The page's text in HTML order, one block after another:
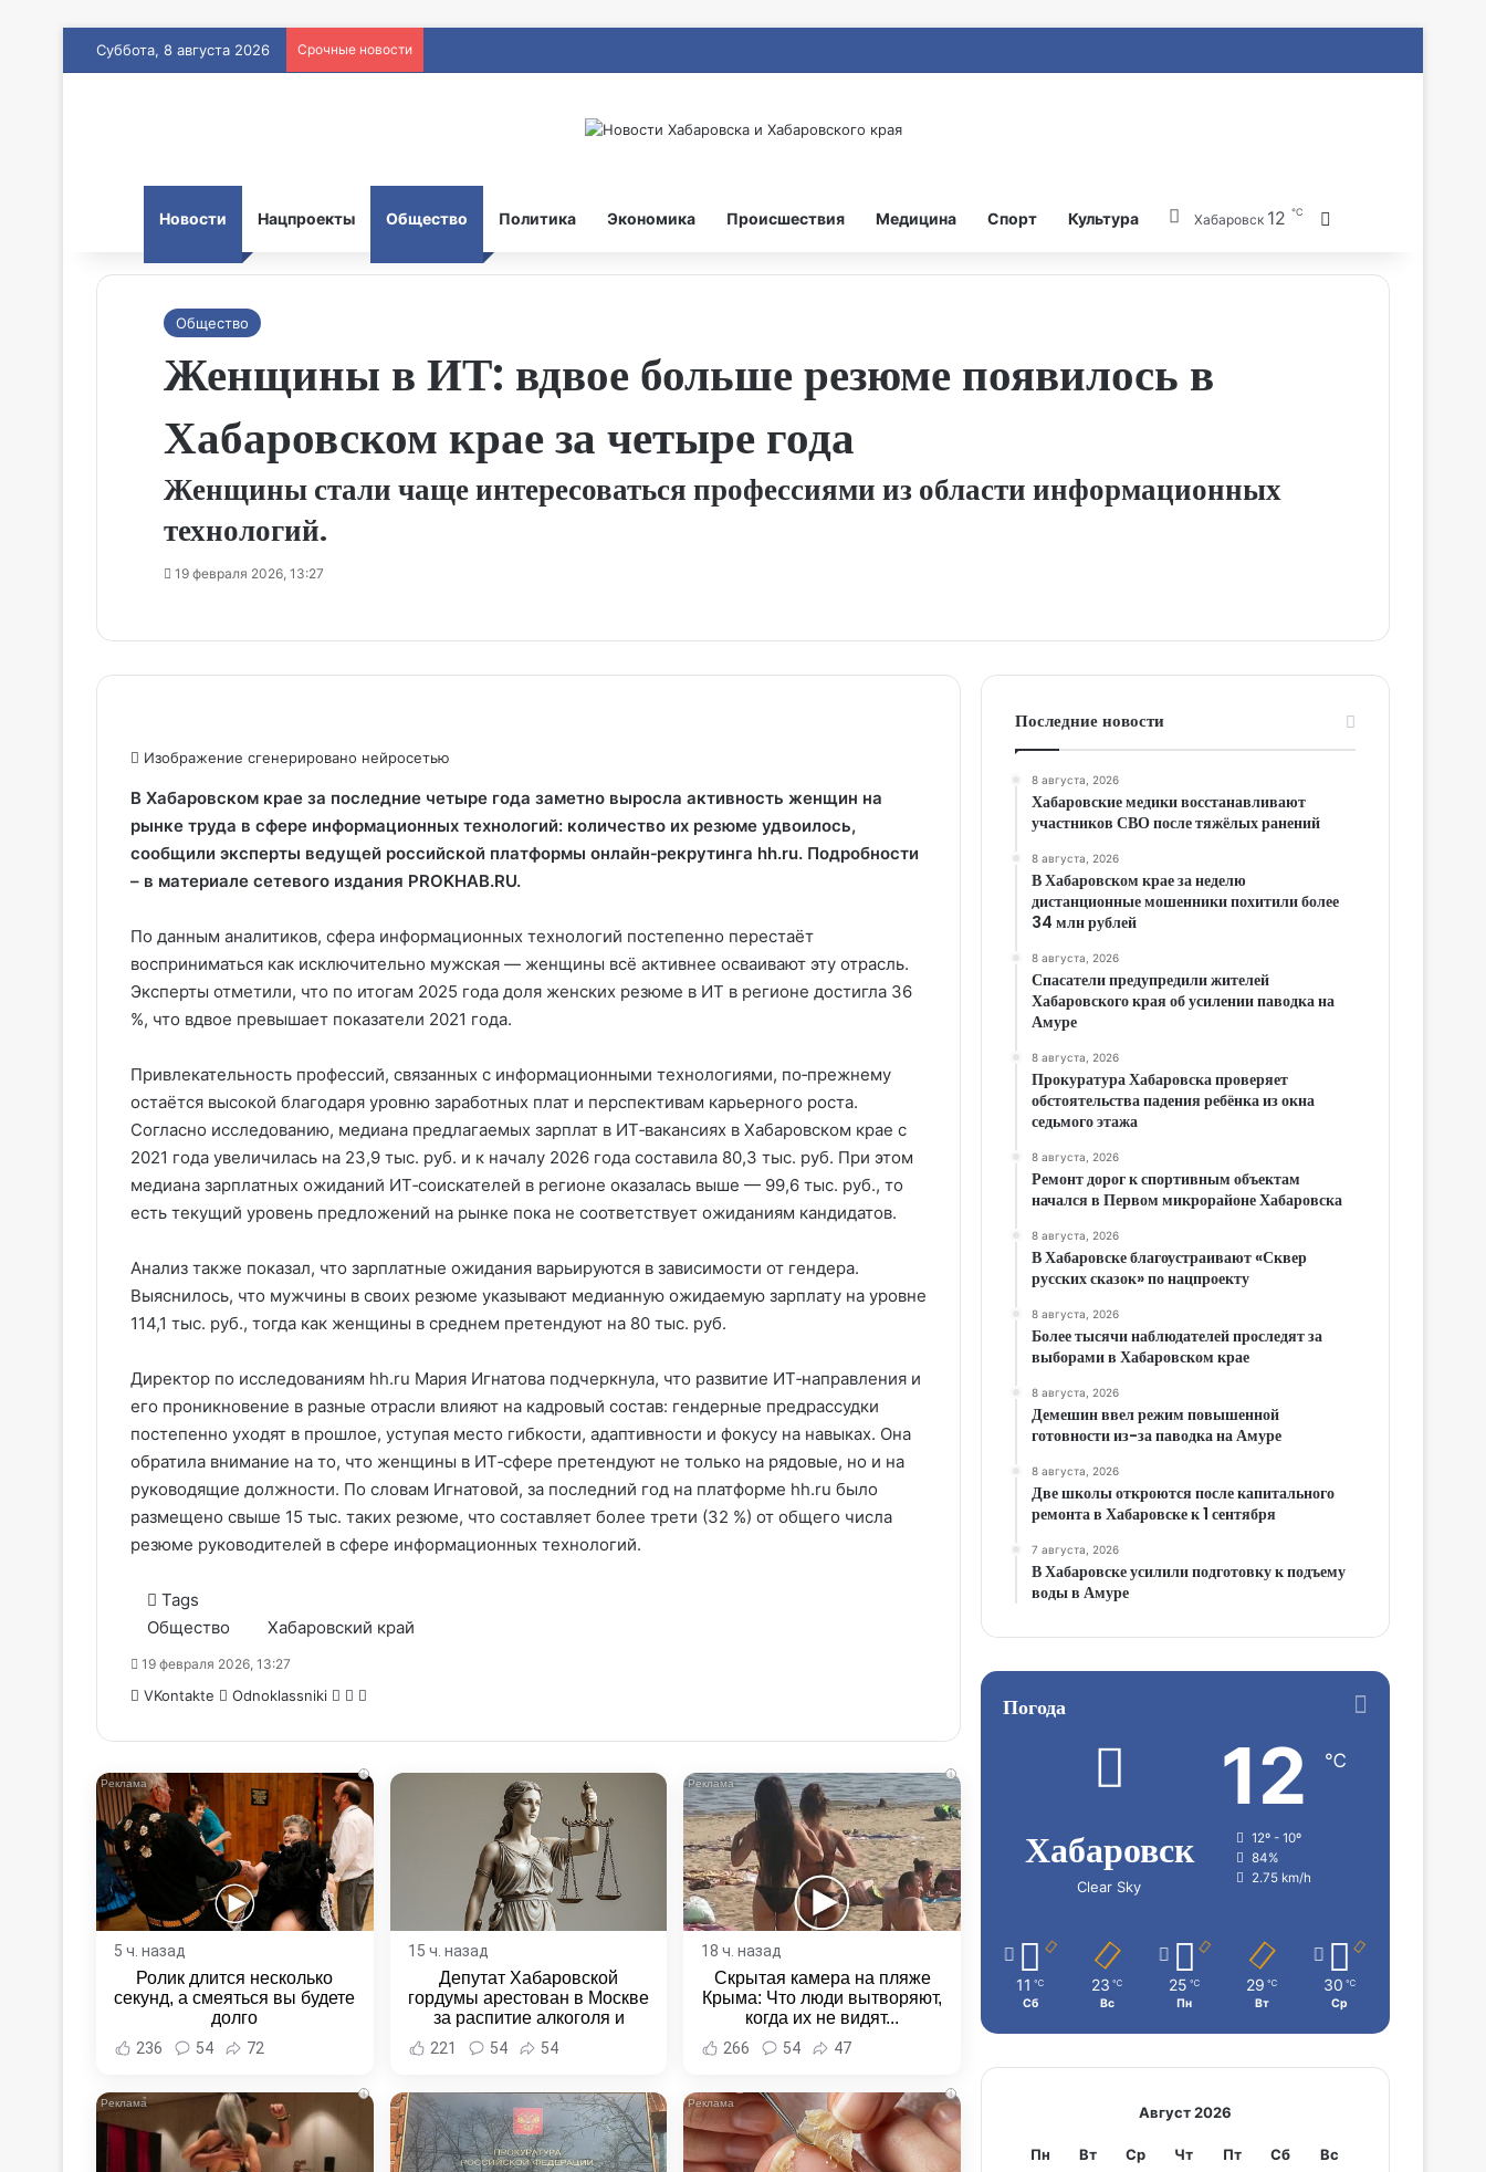
Суббота, 8 августа 2026 Срочные новости
Новости Нацпроекты Общество Политика Экономика Происшествия Медицина Спорт Культура Хабаровск 12 ℃
Общество
Женщины в ИТ: вдвое больше резюме появилось в
Хабаровском крае за четыре года
Женщины стали чаще интересоваться профессиями из области информационных
технологий.
19 февраля 2026, 13:27
Изображение сгенерировано нейросетью
В Хабаровском крае за последние четыре года заметно выросла активность женщин на
рынке труда в сфере информационных технологий: количество их резюме удвоилось,
сообщили эксперты ведущей российской платформы онлайн‑рекрутинга hh.ru. Подробности
– в материале сетевого издания PROKHAB.RU.
По данным аналитиков, сфера информационных технологий постепенно перестаёт
восприниматься как исключительно мужская — женщины всё активнее осваивают эту отрасль.
Эксперты отметили, что по итогам 2025 года доля женских резюме в ИТ в регионе достигла 36
%, что вдвое превышает показатели 2021 года.
Привлекательность профессий, связанных с информационными технологиями, по‑прежнему
остаётся высокой благодаря уровню заработных плат и перспективам карьерного роста.
Согласно исследованию, медиана предлагаемых зарплат в ИТ‑вакансиях в Хабаровском крае с
2021 года увеличилась на 23,9 тыс. руб. и к началу 2026 года составила 80,3 тыс. руб. При этом
медиана зарплатных ожиданий ИТ‑соискателей в регионе оказалась выше — 99,6 тыс. руб., то
есть текущий уровень предложений на рынке пока не соответствует ожиданиям кандидатов.
Анализ также показал, что зарплатные ожидания варьируются в зависимости от гендера.
Выяснилось, что мужчины в своих резюме указывают медианную ожидаемую зарплату на уровне
114,1 тыс. руб., тогда как женщины в среднем претендуют на 80 тыс. руб.
Директор по исследованиям hh.ru Мария Игнатова подчеркнула, что развитие ИТ‑направления и
его проникновение в разные отрасли влияют на кадровый состав: гендерные предрассудки
постепенно уходят в прошлое, уступая место гибкости, адаптивности и фокусу на навыках. Она
обратила внимание на то, что женщины в ИТ‑сфере претендуют не только на рядовые, но и на
руководящие должности. По словам Игнатовой, за последний год на платформе hh.ru было
размещено свыше 15 тыс. таких резюме, что составляет более трети (32 %) от общего числа
резюме руководителей в сфере информационных технологий.
Tags
Общество
Хабаровский край
19 февраля 2026, 13:27
VKontakte Odnoklassniki WhatsApp
Telegram
Email
i
5 ч. назад
Ролик длится несколько
секунд, а смеяться вы будете
долго
236 54 72
15 ч. назад
Депутат Хабаровской
гордумы арестован в Москве
за распитие алкоголя и
неповиновение полиции -
Новости Хабаровска и
221 54 54
i
18 ч. назад
Скрытая камера на пляже
Крыма: Что люди вытворяют,
когда их не видят...
266 54 47
i i
Последние новости
8 августа, 2026
Хабаровские медики восстанавливают
участников СВО после тяжёлых ранений
8 августа, 2026
В Хабаровском крае за неделю
дистанционные мошенники похитили более
34 млн рублей
8 августа, 2026
Спасатели предупредили жителей
Хабаровского края об усилении паводка на
Амуре
8 августа, 2026
Прокуратура Хабаровска проверяет
обстоятельства падения ребёнка из окна
седьмого этажа
8 августа, 2026
Ремонт дорог к спортивным объектам
начался в Первом микрорайоне Хабаровска
8 августа, 2026
В Хабаровске благоустраивают «Сквер
русских сказок» по нацпроекту
8 августа, 2026
Более тысячи наблюдателей проследят за
выборами в Хабаровском крае
8 августа, 2026
Демешин ввел режим повышенной
готовности из-за паводка на Амуре
8 августа, 2026
Две школы откроются после капитального
ремонта в Хабаровске к 1 сентября
7 августа, 2026
В Хабаровске усилили подготовку к подъему
воды в Амуре
Погода
Хабаровск
Clear Sky
12 ℃
12º - 10º
84%
2.75 km/h
11 ℃
Сб
23 ℃
Вс
25 ℃
Пн
29 ℃
Вт
30 ℃
Ср
Август 2026
Пн Вт Ср Чт Пт Сб Вс